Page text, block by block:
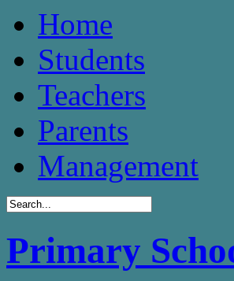
Home
Students
Teachers
Parents
Management
Primary